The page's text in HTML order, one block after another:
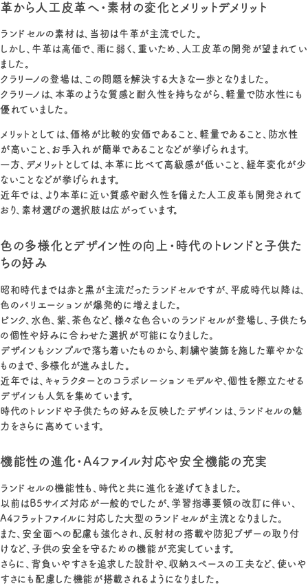
革から人工皮革へ・素材の変化とメリットデメリット
ランドセルの素材は、当初は牛革が主流でした。
しかし、牛革は高価で、雨に弱く、重いため、人工皮革の開発が望まれてい
ました。
クラリーノの登場は、この問題を解決する大きな一歩となりました。
クラリーノは、本革のような質感と耐久性を持ちながら、軽量で防水性にも
優れていました。
メリットとしては、価格が比較的安価であること、軽量であること、防水性
が高いこと、お手入れが簡単であることなどが挙げられます。
一方、デメリットとしては、本革に比べて高級感が低いこと、経年変化が少
ないことなどが挙げられます。
近年では、より本革に近い質感や耐久性を備えた人工皮革も開発されて
おり、素材選びの選択肢は広がっています。
色の多様化とデザイン性の向上・時代のトレンドと子供た
ちの好み
昭和時代までは赤と黒が主流だったランドセルですが、平成時代以降は、
色のバリエーションが爆発的に増えました。
ピンク、水色、紫、茶色など、様々な色合いのランドセルが登場し、子供たち
の個性や好みに合わせた選択が可能になりました。
デザインもシンプルで落ち着いたものから、刺繍や装飾を施した華やかな
ものまで、多様化が進みました。
近年では、キャラクターとのコラボレーションモデルや、個性を際立たせる
デザインも人気を集めています。
時代のトレンドや子供たちの好みを反映したデザインは、ランドセルの魅
力をさらに高めています。
機能性の進化・A4ファイル対応や安全機能の充実
ランドセルの機能性も、時代と共に進化を遂げてきました。
以前はB5サイズ対応が一般的でしたが、学習指導要領の改訂に伴い、
A4フラットファイルに対応した大型のランドセルが主流となりました。
また、安全面への配慮も強化され、反射材の搭載や防犯ブザーの取り付
けなど、子供の安全を守るための機能が充実しています。
さらに、背負いやすさを追求した設計や、収納スペースの工夫など、使いや
すさにも配慮した機能が搭載されるようになりました。